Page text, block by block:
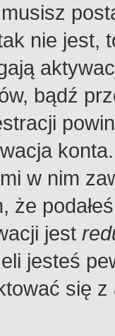
nie jest,
bądź
w nim
że
jest
jesteś
się